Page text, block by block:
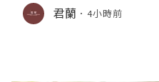
君蘭 4小時前